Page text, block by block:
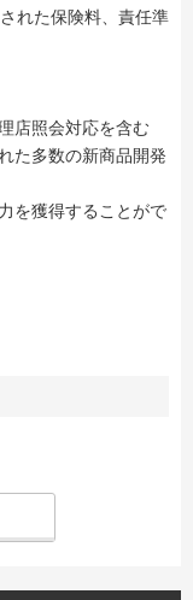
れた保険料、責任準
店照会対応を含む
た多数の新商品開発
を獲得することがで